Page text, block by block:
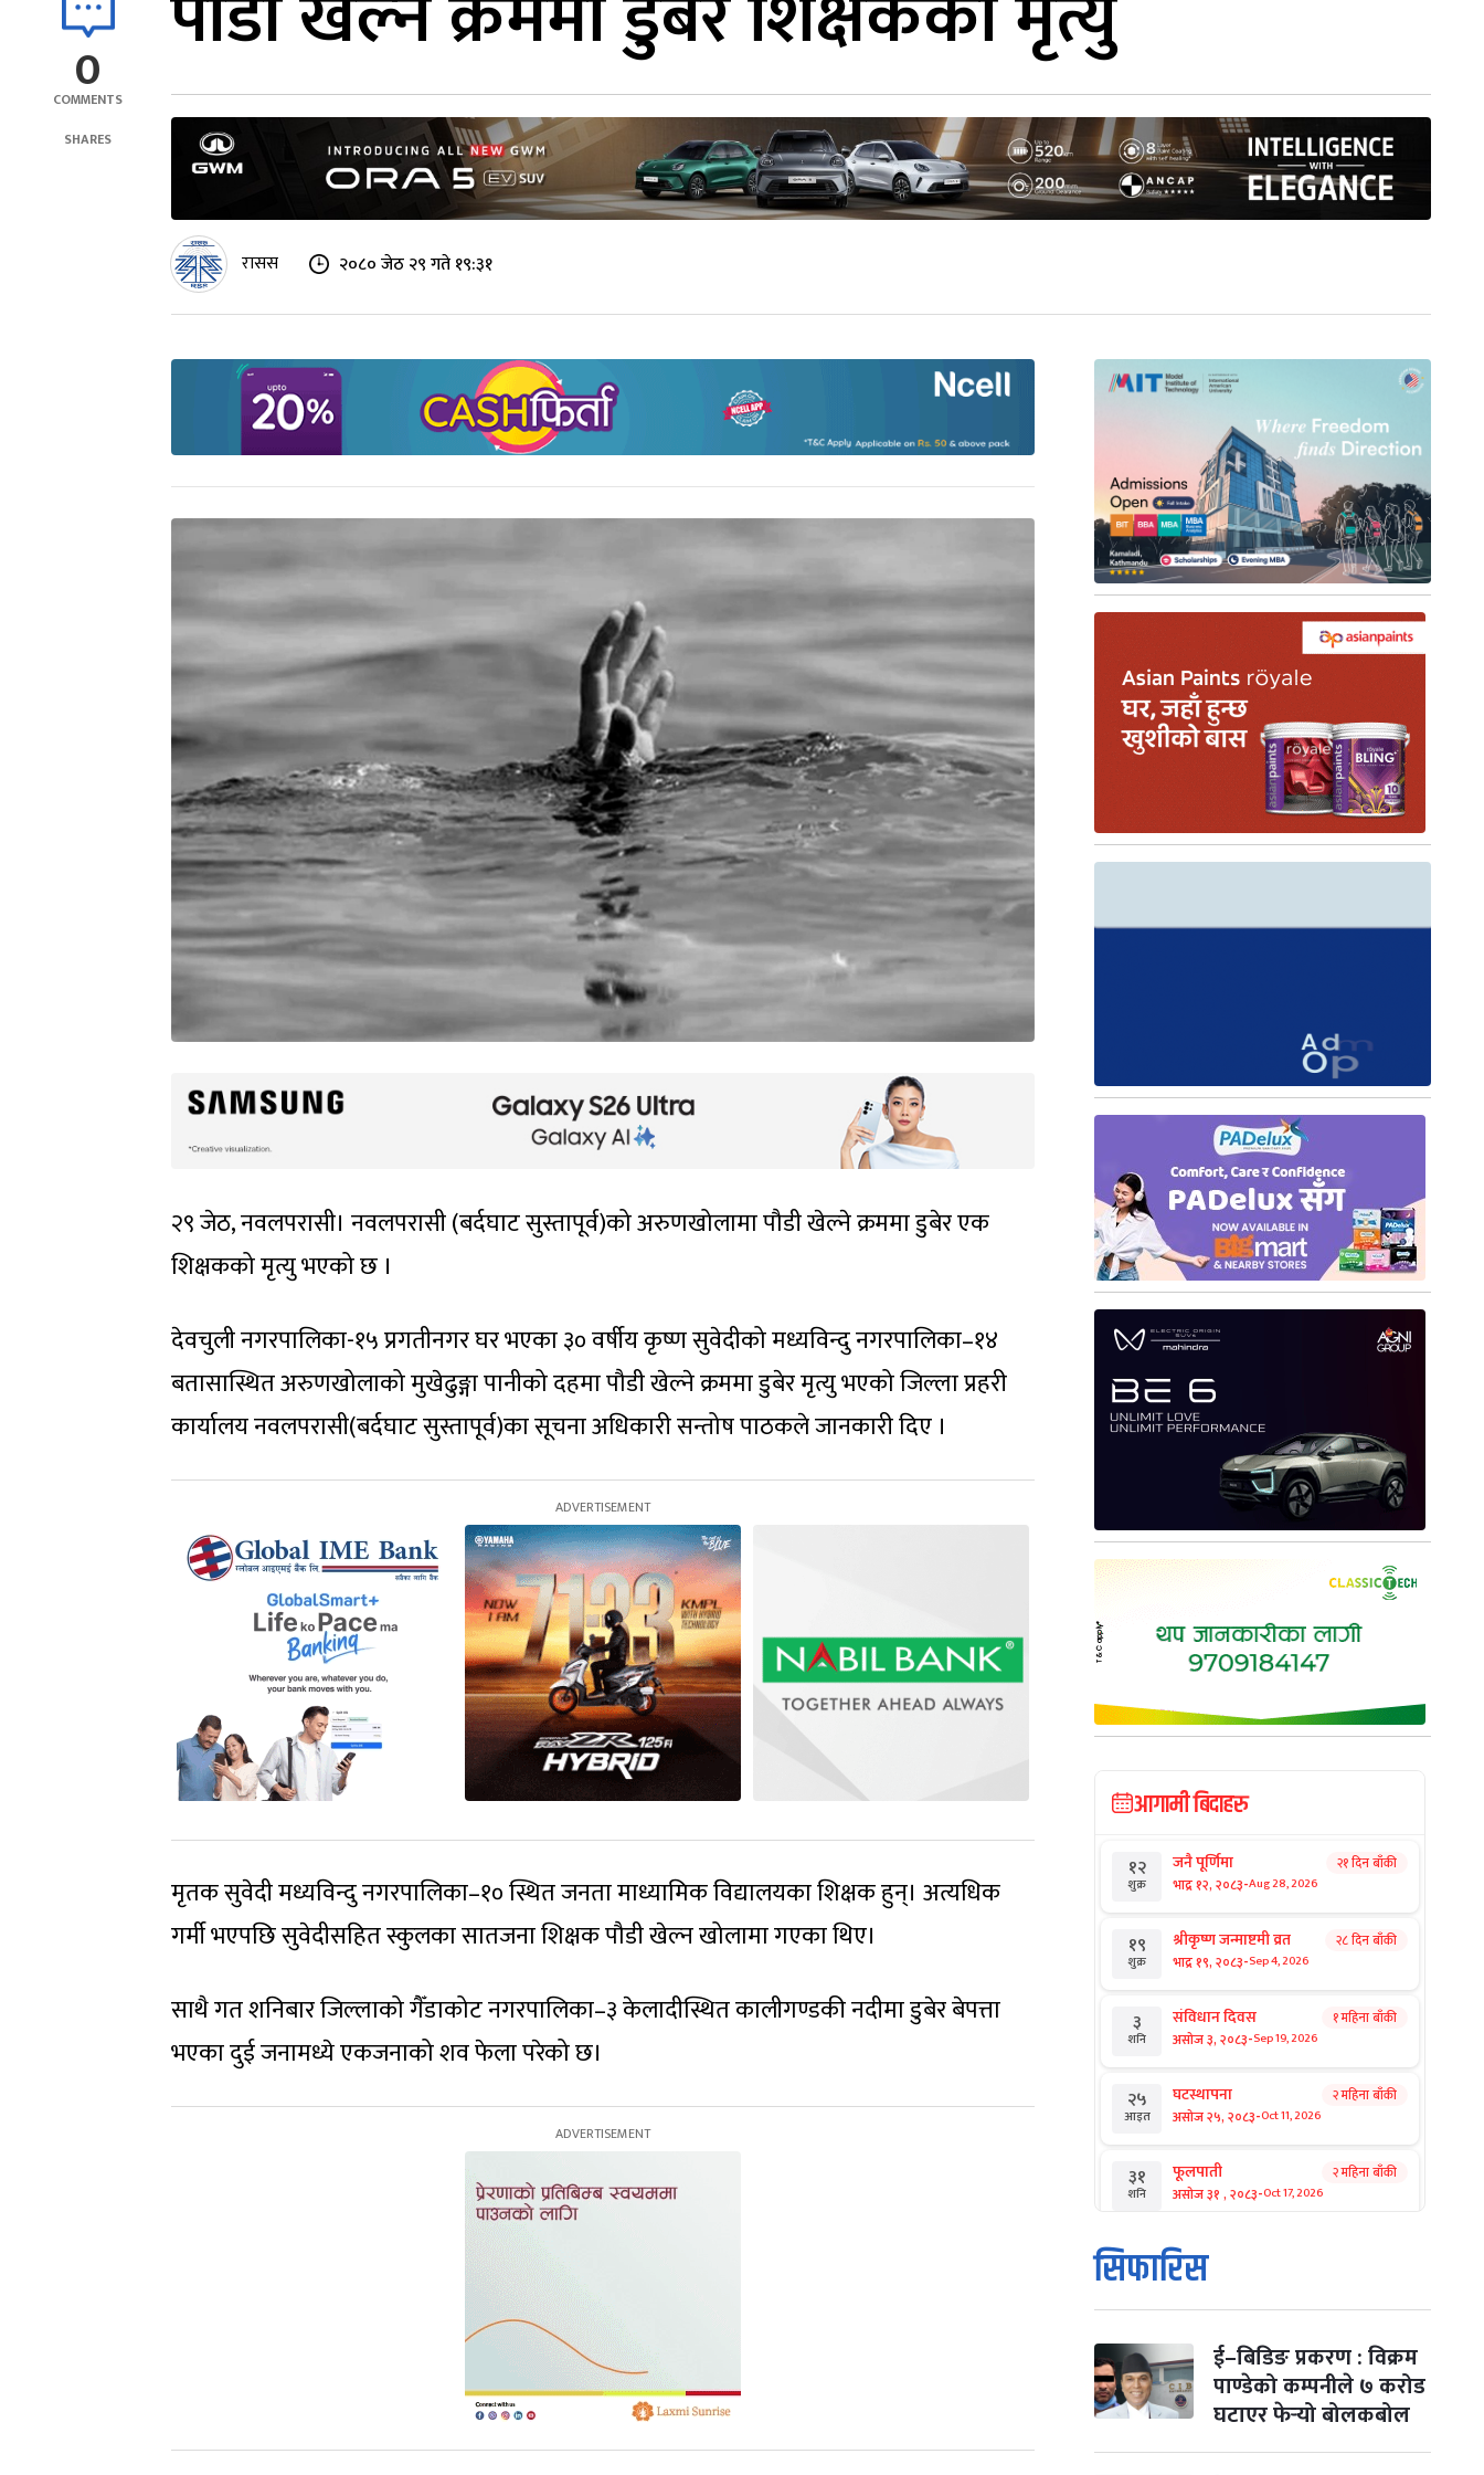
0
COMMENTS
SHARES
रासस २०८० जेठ २९ गते १९:३१
२९ जेठ, नवलपरासी। नवलपरासी (बर्दघाट सुस्तापूर्व)को अरुणखोलामा पौडी खेल्ने क्रममा डुबेर एक
शिक्षकको मृत्यु भएको छ ।
देवचुली नगरपालिका-१५ प्रगतीनगर घर भएका ३० वर्षीय कृष्ण सुवेदीको मध्यविन्दु नगरपालिका–१४
बतासास्थित अरुणखोलाको मुखेढुङ्गा पानीको दहमा पौडी खेल्ने क्रममा डुबेर मृत्यु भएको जिल्ला प्रहरी
कार्यालय नवलपरासी(बर्दघाट सुस्तापूर्व)का सूचना अधिकारी सन्तोष पाठकले जानकारी दिए ।
मृतक सुवेदी मध्यविन्दु नगरपालिका–१० स्थित जनता माध्यामिक विद्यालयका शिक्षक हुन्। अत्यधिक
गर्मी भएपछि सुवेदीसहित स्कुलका सातजना शिक्षक पौडी खेल्न खोलामा गएका थिए।
साथै गत शनिबार जिल्लाको गैँडाकोट नगरपालिका–३ केलादीस्थित कालीगण्डकी नदीमा डुबेर बेपत्ता
भएका दुई जनामध्ये एकजनाको शव फेला परेको छ।
आगामी बिदाहरु
१२
शुक्र
जनै पूर्णिमा
भाद्र १२, २०८३-Aug 28, 2026
२१ दिन बाँकी
१९
शुक्र
श्रीकृष्ण जन्माष्टमी व्रत
भाद्र १९, २०८३-Sep 4, 2026
२८ दिन बाँकी
३
शनि
संविधान दिवस
असोज ३, २०८३-Sep 19, 2026
१ महिना बाँकी
२५
आइत
घटस्थापना
असोज २५, २०८३-Oct 11, 2026
२ महिना बाँकी
३१
शनि
फूलपाती
असोज ३१ , २०८३-Oct 17, 2026
२ महिना बाँकी
१
आइत
कार्तिक सङ्क्रान्ति
कार्तिक १, २०८३
मंगल कार्तिक ३, २०८३-Oct 20, 2026
४ विजयादशमी
कार्तिक ४, २०८३-Oct 21, 2026
२ महिना बाँकी
सिफारिस
ई–बिडिङ प्रकरण : विक्रम
पाण्डेको कम्पनीले ७ करोड
घटाएर फेर्‍यो बोलकबोल